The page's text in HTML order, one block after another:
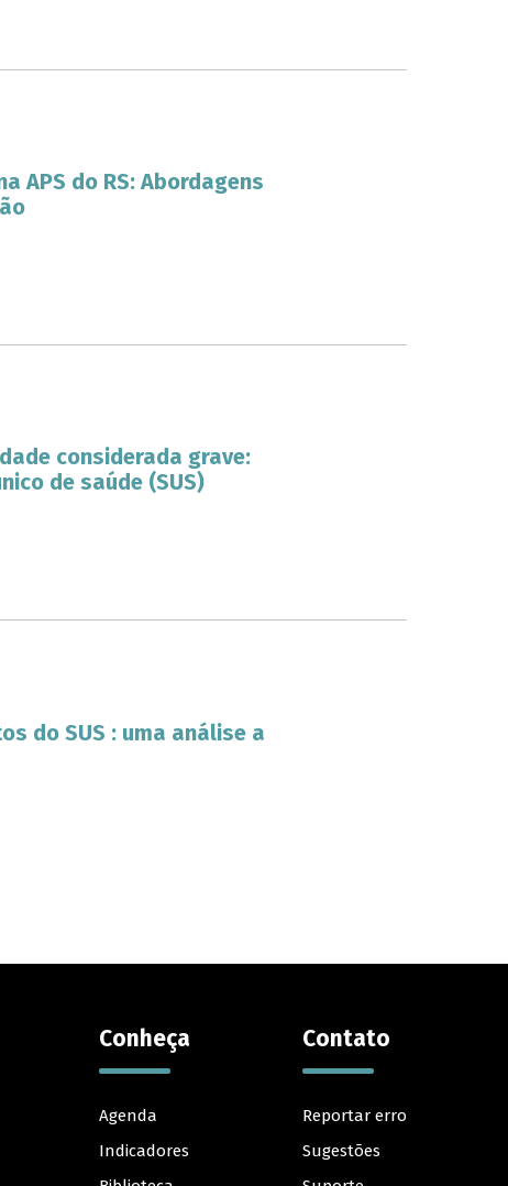
APS do RS: Abordagens
considerada grave:
de saúde (SUS)
do SUS : uma análise a
Conheça
Agenda
Indicadores
Contato
Reportar erro
Sugestões